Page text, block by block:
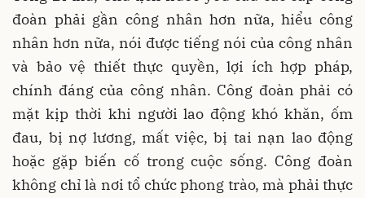
đoàn phải gần công nhân hơn nữa, hiểu công
nhân hơn nữa, nói được tiếng nói của công nhân
và bảo vệ thiết thực quyền, lợi ích hợp pháp,
chính đáng của công nhân. Công đoàn phải có
mặt kịp thời khi người lao động khó khăn, ốm
đau, bị nợ lương, mất việc, bị tai nạn lao động
hoặc gặp biến cố trong cuộc sống. Công đoàn
không chỉ là nơi tổ chức phong trào, mà phải thực